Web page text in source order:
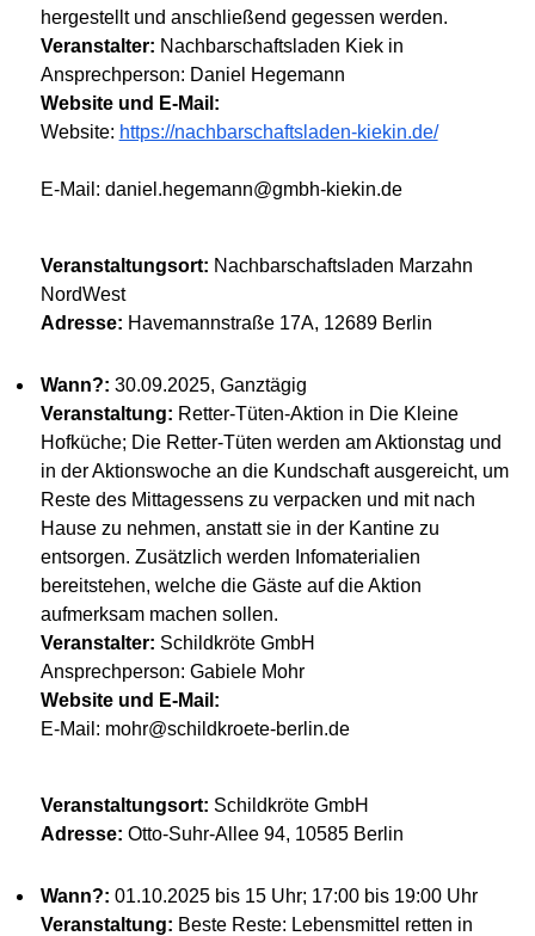
hergestellt und anschließend gegessen werden.
Veranstalter: Nachbarschaftsladen Kiek in
Ansprechperson: Daniel Hegemann
Website und E-Mail:
Website: https://nachbarschaftsladen-kiekin.de/
E-Mail: daniel.hegemann@gmbh-kiekin.de
Veranstaltungsort: Nachbarschaftsladen Marzahn
NordWest
Adresse: Havemannstraße 17A, 12689 Berlin
Wann?: 30.09.2025, Ganztägig
Veranstaltung: Retter-Tüten-Aktion in Die Kleine
Hofküche; Die Retter-Tüten werden am Aktionstag und
in der Aktionswoche an die Kundschaft ausgereicht, um
Reste des Mittagessens zu verpacken und mit nach
Hause zu nehmen, anstatt sie in der Kantine zu
entsorgen. Zusätzlich werden Infomaterialien
bereitstehen, welche die Gäste auf die Aktion
aufmerksam machen sollen.
Veranstalter: Schildkröte GmbH
Ansprechperson: Gabiele Mohr
Website und E-Mail:
E-Mail: mohr@schildkroete-berlin.de
Veranstaltungsort: Schildkröte GmbH
Adresse: Otto-Suhr-Allee 94, 10585 Berlin
Wann?: 01.10.2025 bis 15 Uhr; 17:00 bis 19:00 Uhr
Veranstaltung: Beste Reste: Lebensmittel retten in